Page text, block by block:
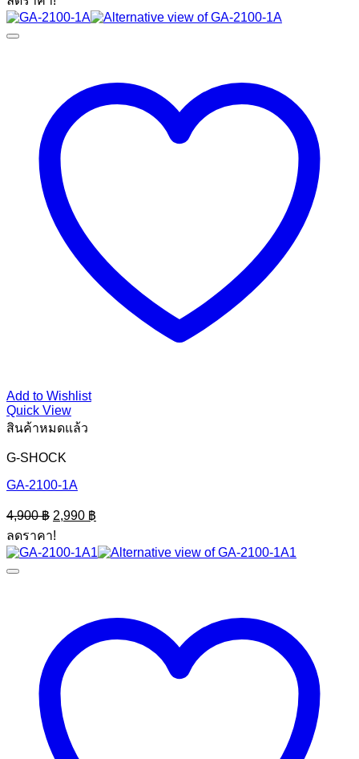
Add to Wishlist
Quick View
สินค้าหมดแล้ว
G-SHOCK
GA-2100-1A
4,900฿ Original
price
was:
4,900 ฿.
2,990 ฿
price
2,990 ฿.
ลดราคา!